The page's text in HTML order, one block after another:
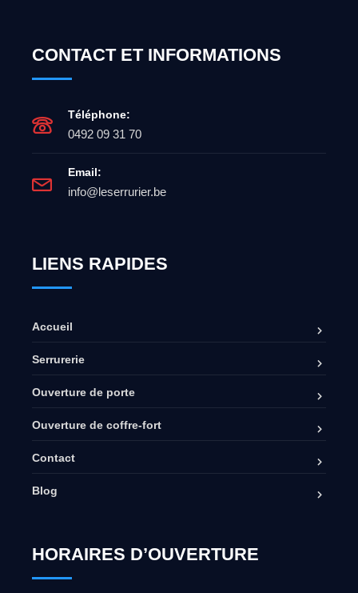
CONTACT ET INFORMATIONS
Téléphone:
0492 09 31 70
Email:
info@leserrurier.be
LIENS RAPIDES
Accueil
Serrurerie
Ouverture de porte
Ouverture de coffre-fort
Contact
Blog
HORAIRES D’OUVERTURE